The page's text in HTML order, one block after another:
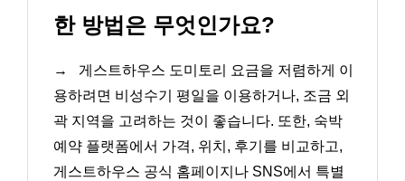
한 방법은 무엇인가요?
→
게스트하우스 도미토리 요금을 저렴하게 이
용하려면 비성수기 평일을 이용하거나, 조금 외
곽 지역을 고려하는 것이 좋습니다. 또한, 숙박
예약 플랫폼에서 가격, 위치, 후기를 비교하고,
게스트하우스 공식 홈페이지나 SNS에서 특별